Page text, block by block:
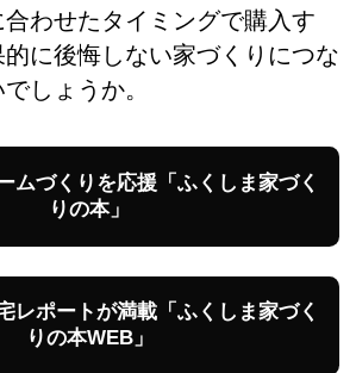
わせたタイミングで購入す
に後悔しない家づくりにつな
しょうか。
ムづくりを応援「ふくしま家づく
りの本」
レポートが満載「ふくしま家づく
りの本WEB」